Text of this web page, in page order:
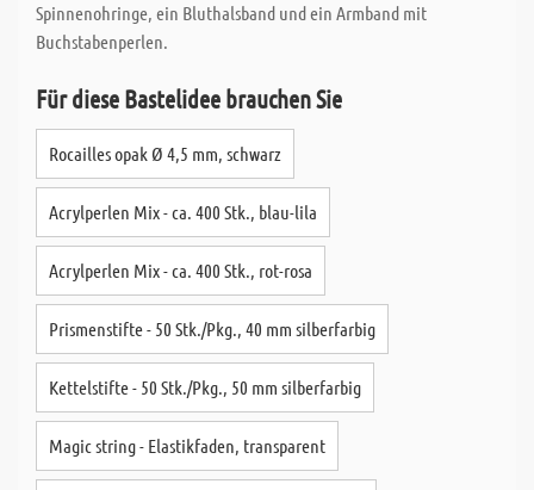
Spinnenohringe, ein Bluthalsband und ein Armband mit
Buchstabenperlen.
Für diese Bastelidee brauchen Sie
Rocailles opak Ø 4,5 mm, schwarz
Acrylperlen Mix - ca. 400 Stk., blau-lila
Acrylperlen Mix - ca. 400 Stk., rot-rosa
Prismenstifte - 50 Stk./Pkg., 40 mm silberfarbig
Kettelstifte - 50 Stk./Pkg., 50 mm silberfarbig
Magic string - Elastikfaden, transparent